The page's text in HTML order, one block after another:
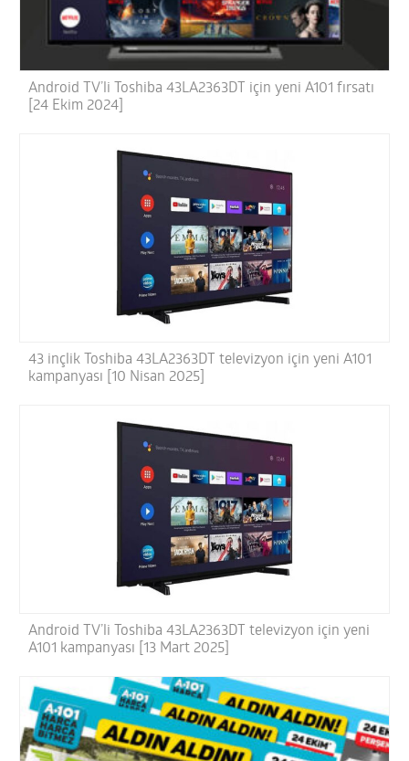
Android TV’li Toshiba 43LA2363DT için yeni A101 fırsatı
[24 Ekim 2024]
43 inçlik Toshiba 43LA2363DT televizyon için yeni A101
kampanyası [10 Nisan 2025]
Android TV’li Toshiba 43LA2363DT televizyon için yeni
A101 kampanyası [13 Mart 2025]